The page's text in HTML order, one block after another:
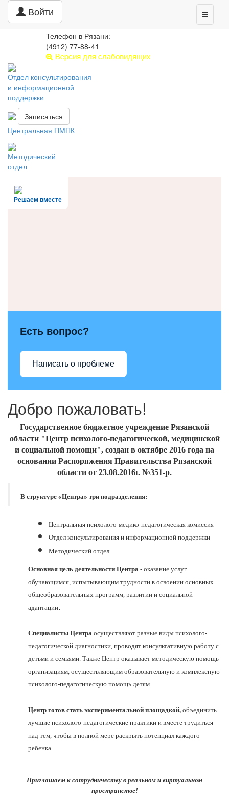
Войти
Toggle
Центр психолого-педагогической,
медицинской и социальной помощи
РЯЗАНСКАЯ ОБЛАСТЬ
Телефон в Рязани:
(4912) 77-88-41
Версия для слабовидящих
Отдел консультирования
и информационной
поддержки
Записаться
Центральная ПМПК
Методический
отдел
Решаем вместе
Есть вопрос?
Написать о проблеме
Добро пожаловать!
Государственное бюджетное учреждение Рязанской
области "Центр психолого-педагогической, медицинской
и социальной помощи", создан в октябре 2016 года на
основании Распоряжения Правительства Рязанской
области от 23.08.2016г. №351-р.
В структуре «Центра» три подразделения:
Центральная психолого-медико-педагогическая комиссия
Отдел консультирования и информационной поддержки
Методический отдел
Основная цель деятельности Центра - оказание услуг
обучающимся, испытывающим трудности в освоении основных
общеобразовательных программ, развитии и социальной
адаптации.
Специалисты Центра осуществляют разные виды психолого-
педагогической диагностики, проводят консультативную работу с
детьми и семьями. Также Центр оказывает методическую помощь
организациям, осуществляющим образовательную и комплексную
психолого-педагогическую помощь детям.
Центр готов стать экспериментальной площадкой, объединить
лучшие психолого-педагогические практики и вместе трудиться
над тем, чтобы в полной мере раскрыть потенциал каждого
ребенка.
Приглашаем к сотрудничеству в реальном и виртуальном
пространстве!